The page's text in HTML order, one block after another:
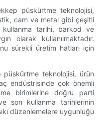
püskürtme teknolojisi,
cam ve metal gibi çeşitli
tarihi, barkod ve
olarak kullanılmaktadır.
sürekli üretim hatları için
teknolojisi, ürün
endüstrisinde çok önemli
birimlerine doğru parti
son kullanma tarihlerinin
düzenlemelere uygunluğu